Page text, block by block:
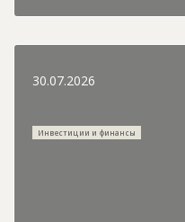
30.07.2026
Инвестиции и финансы